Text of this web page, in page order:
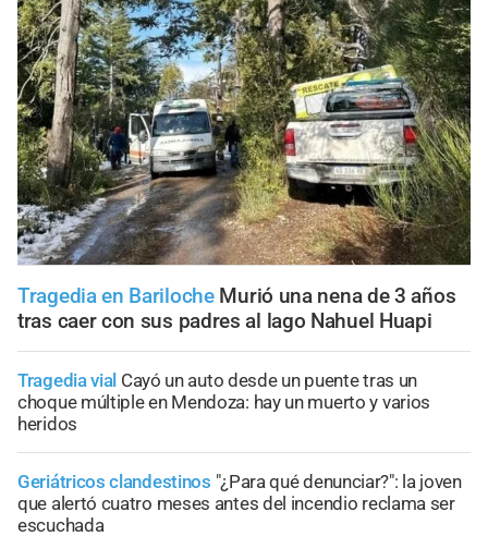
Tragedia en Bariloche Murió una nena de 3 años
tras caer con sus padres al lago Nahuel Huapi
Tragedia vial Cayó un auto desde un puente tras un
choque múltiple en Mendoza: hay un muerto y varios
heridos
Geriátricos clandestinos "¿Para qué denunciar?": la joven
que alertó cuatro meses antes del incendio reclama ser
escuchada